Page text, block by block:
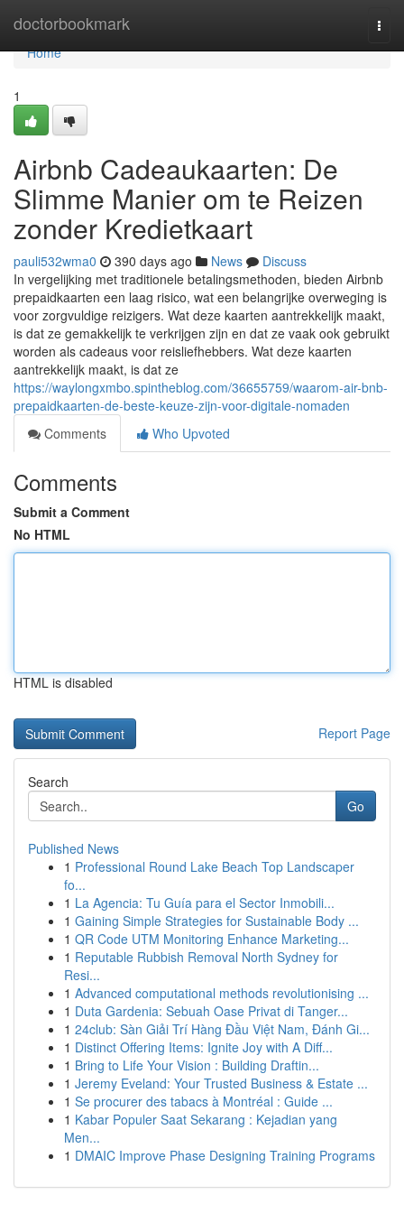
doctorbookmark
Home
Home
1
Airbnb Cadeaukaarten: De
Slimme Manier om te Reizen
zonder Kredietkaart
pauli532wma0 390 days ago News
Discuss
In vergelijking met traditionele betalingsmethoden, bieden Airbnb
prepaidkaarten een laag risico, wat een belangrijke overweging is
voor zorgvuldige reizigers. Wat deze kaarten aantrekkelijk maakt,
is dat ze gemakkelijk te verkrijgen zijn en dat ze vaak ook gebruikt
worden als cadeaus voor reisliefhebbers. Wat deze kaarten
aantrekkelijk maakt, is dat ze
https://waylongxmbo.spintheblog.com/36655759/waarom-air-bnb-
prepaidkaarten-de-beste-keuze-zijn-voor-digitale-nomaden
Comments
Who Upvoted
Comments
Submit a Comment
No HTML
HTML is disabled
Report Page
Search
Go
Published News
1 Professional Round Lake Beach Top Landscaper
fo...
1 La Agencia: Tu Guía para el Sector Inmobili...
1 Gaining Simple Strategies for Sustainable Body ...
1 QR Code UTM Monitoring Enhance Marketing...
1 Reputable Rubbish Removal North Sydney for
Resi...
1 Advanced computational methods revolutionising ...
1 Duta Gardenia: Sebuah Oase Privat di Tanger...
1 24club: Sàn Giải Trí Hàng Đầu Việt Nam, Đánh Gi...
1 Distinct Offering Items: Ignite Joy with A Diff...
1 Bring to Life Your Vision : Building Draftin...
1 Jeremy Eveland: Your Trusted Business & Estate ...
1 Se procurer des tabacs à Montréal : Guide ...
1 Kabar Populer Saat Sekarang : Kejadian yang
Men...
1 DMAIC Improve Phase Designing Training Programs